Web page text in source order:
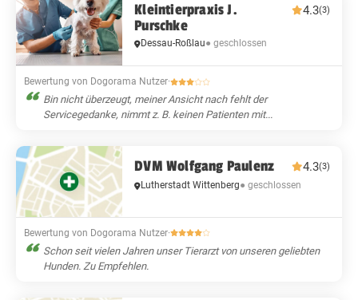
Kleintierpraxis J.
Purschke
4.3(3)
Dessau-Roßlau● geschlossen
Bewertung von Dogorama Nutzer·
Bin nicht überzeugt, meiner Ansicht nach fehlt der
Servicegedanke, nimmt z. B. keinen Patienten mit...
DVM Wolfgang Paulenz 4.3(3)
Lutherstadt Wittenberg● geschlossen
Bewertung von Dogorama Nutzer·
Schon seit vielen Jahren unser Tierarzt von unseren geliebten
Hunden. Zu Empfehlen.